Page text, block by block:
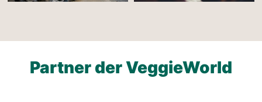
Partner der VeggieWorld